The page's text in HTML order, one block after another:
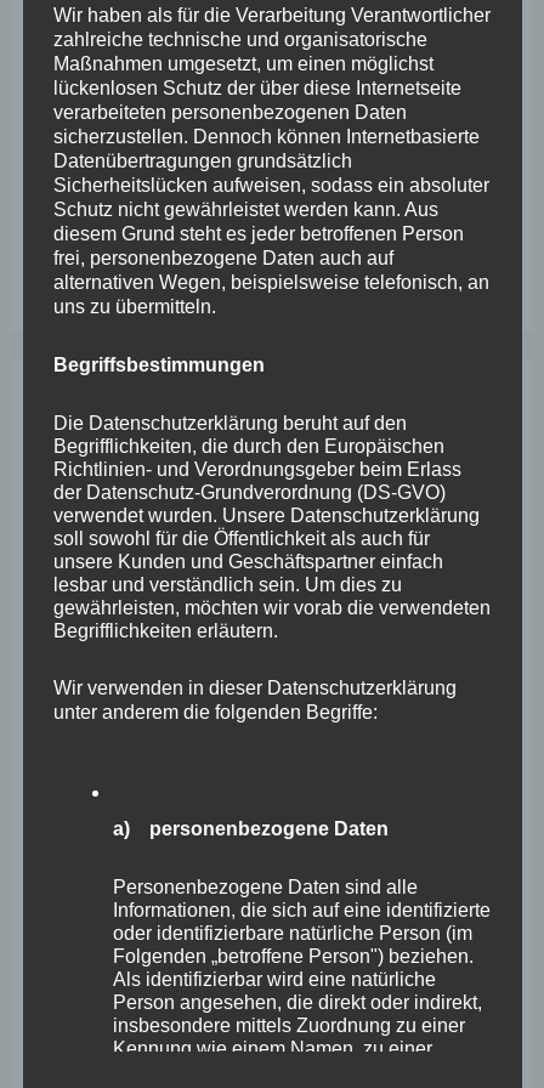
Wefelscheid lehnt Verfassungsänderung ab
VfL Kesselheim e.V. bittet Stadt um Unterstützung bei
Sanierung des Sportplatzes
Engstelle in Aachener Straße – Wefelscheid:
„Rübenach erstickt im Verkehr“
Wefelscheid besichtigt Fort Konstantin
Wefelscheid bei 3-jährigem Jubiläum von Particura
Archiv
April 2026
März 2026
Februar 2026
Januar 2026
November 2025
September 2025
August 2025
Juni 2025
April 2025
März 2025
Wir haben als für die Verarbeitung Verantwortlicher
zahlreiche technische und organisatorische
Maßnahmen umgesetzt, um einen möglichst
lückenlosen Schutz der über diese Internetseite
verarbeiteten personenbezogenen Daten
sicherzustellen. Dennoch können Internetbasierte
Datenübertragungen grundsätzlich
Sicherheitslücken aufweisen, sodass ein absoluter
Schutz nicht gewährleistet werden kann. Aus
diesem Grund steht es jeder betroffenen Person
frei, personenbezogene Daten auch auf
alternativen Wegen, beispielsweise telefonisch, an
uns zu übermitteln.
Begriffsbestimmungen
Die Datenschutzerklärung beruht auf den
Begrifflichkeiten, die durch den Europäischen
Richtlinien- und Verordnungsgeber beim Erlass
der Datenschutz-Grundverordnung (DS-GVO)
verwendet wurden. Unsere Datenschutzerklärung
soll sowohl für die Öffentlichkeit als auch für
unsere Kunden und Geschäftspartner einfach
lesbar und verständlich sein. Um dies zu
gewährleisten, möchten wir vorab die verwendeten
Begrifflichkeiten erläutern.
Wir verwenden in dieser Datenschutzerklärung
unter anderem die folgenden Begriffe:
a) personenbezogene Daten
Personenbezogene Daten sind alle
Informationen, die sich auf eine identifizierte
oder identifizierbare natürliche Person (im
Folgenden „betroffene Person") beziehen.
Als identifizierbar wird eine natürliche
Person angesehen, die direkt oder indirekt,
insbesondere mittels Zuordnung zu einer
Kennung wie einem Namen, zu einer